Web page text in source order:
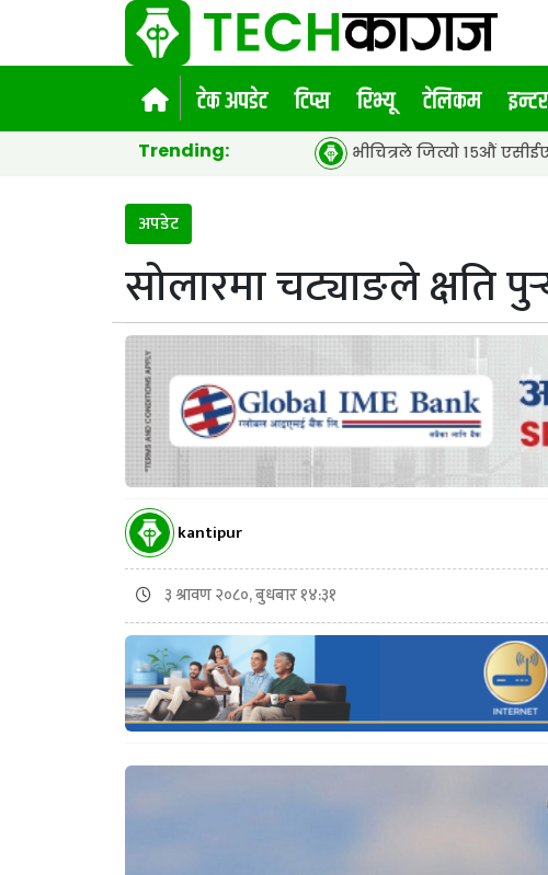
टेक अपडेट टिप्स रिभ्यू टेलिकम
Trending: भीचित्रले जित्यो १५औं एसीईएफ ग्लोबल
अपडेट
सोलारमा चट्याङले क्षति
kantipur
३ श्रावण २०८०, बुधबार १४:३१